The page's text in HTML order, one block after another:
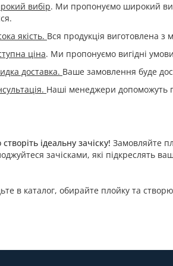
вибір. Ми пропонуємо широкий
якість. Вся продукція виготовлена з
ціна. Ми пропонуємо вигідні
доставка. Ваше замовлення буде
Наші менеджери допоможуть
ідеальну зачіску! Замовляйте
зачісками, які підкреслять
в каталог, обирайте плойку та